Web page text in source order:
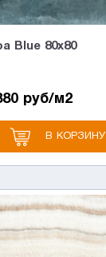
Blue 80x80
руб/м2
В КОРЗИНУ